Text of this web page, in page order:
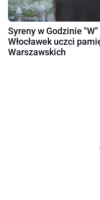
Syreny w Godzinie
Włocławek uczci
Warszawskich